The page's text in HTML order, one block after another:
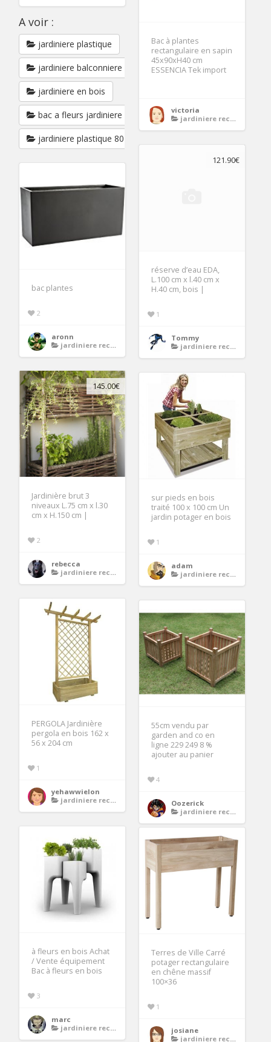
Bac à plantes
rectangulaire en sapin
45x90xH40 cm
ESSENCIA Tek import
victoria
jardiniere rectangulaire bois
A voir :
jardiniere plastique
jardiniere balconniere
jardiniere en bois
bac a fleurs jardiniere
jardiniere plastique 80 cm
121.90€
réserve d’eau EDA,
L.100 cm x l.40 cm x
H.40 cm, bois |
1
Tommy
jardiniere rectangulaire bois
bac plantes
2
aronn
jardiniere rectangulaire bois
145.00€
Jardinière brut 3
niveaux L.75 cm x l.30
cm x H.150 cm |
2
rebecca
jardiniere rectangulaire bois
sur pieds en bois
traité 100 x 100 cm Un
jardin potager en bois
1
adam
jardiniere rectangulaire bois
PERGOLA Jardinière
pergola en bois 162 x
56 x 204 cm
1
yehawwielon
jardiniere rectangulaire bois
55cm vendu par
garden and co en
ligne 229 249 8 %
ajouter au panier
4
Oozerick
jardiniere rectangulaire bois
à fleurs en bois Achat
/ Vente équipement
Bac à fleurs en bois
3
marc
jardiniere rectangulaire bois
Terres de Ville Carré
potager rectangulaire
en chêne massif
100×36
1
josiane
jardiniere rectangulaire bois